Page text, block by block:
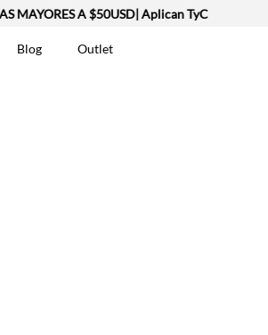
A $50USD| Aplican TyC
Blog Outlet